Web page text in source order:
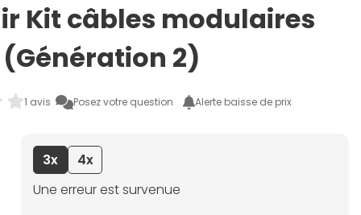
Kit câbles modulaires
2)
1 avis Posez votre question Alerte baisse de prix
3x
4x
Une erreur est survenue